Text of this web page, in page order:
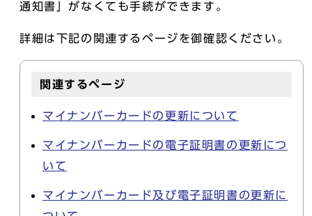
通知書」がなくても手続ができます。
詳細は下記の関連するページを御確認ください。
関連するページ
マイナンバーカードの更新について
マイナンバーカードの電子証明書の更新につ
いて
マイナンバーカード及び電子証明書の更新に